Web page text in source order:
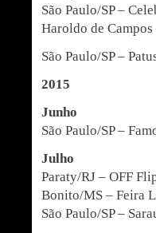
São Paulo/SP –
Haroldo de
São Paulo/SP –
2015
Junho
São Paulo/SP –
Julho
Paraty/RJ – OFF
Bonito/MS – Feira
São Paulo/SP –